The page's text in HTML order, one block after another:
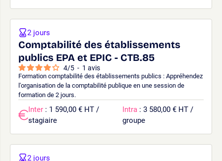
Comptabilité des établissements
publics EPA et EPIC - CTB.85
4/5 - 1 avis
Formation comptabilité des établissements publics : Appréhendez
l'organisation de la comptabilité publique en une session de
formation de 2 jours.
2 jours
Inter : 1 590,00 € HT /
stagiaire
Intra : 3 580,00 € HT /
groupe
2 jours